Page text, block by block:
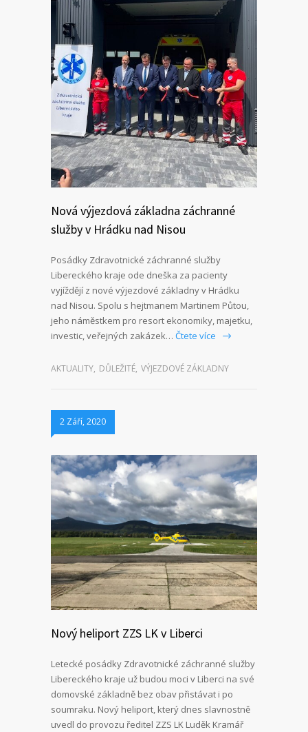
Nová výjezdová základna záchranné
služby v Hrádku nad Nisou
Posádky Zdravotnické záchranné služby
Libereckého kraje ode dneška za pacienty
vyjíždějí z nové výjezdové základny v Hrádku
nad Nisou. Spolu s hejtmanem Martinem Půtou,
jeho náměstkem pro resort ekonomiky, majetku,
investic, veřejných zakázek… Čtete více
AKTUALITY, DŮLEŽITÉ, VÝJEZDOVÉ ZÁKLADNY
2 Září, 2020
Nový heliport ZZS LK v Liberci
Letecké posádky Zdravotnické záchranné služby
Libereckého kraje už budou moci v Liberci na své
domovské základně bez obav přistávat i po
soumraku. Nový heliport, který dnes slavnostně
uvedl do provozu ředitel ZZS LK Luděk Kramář